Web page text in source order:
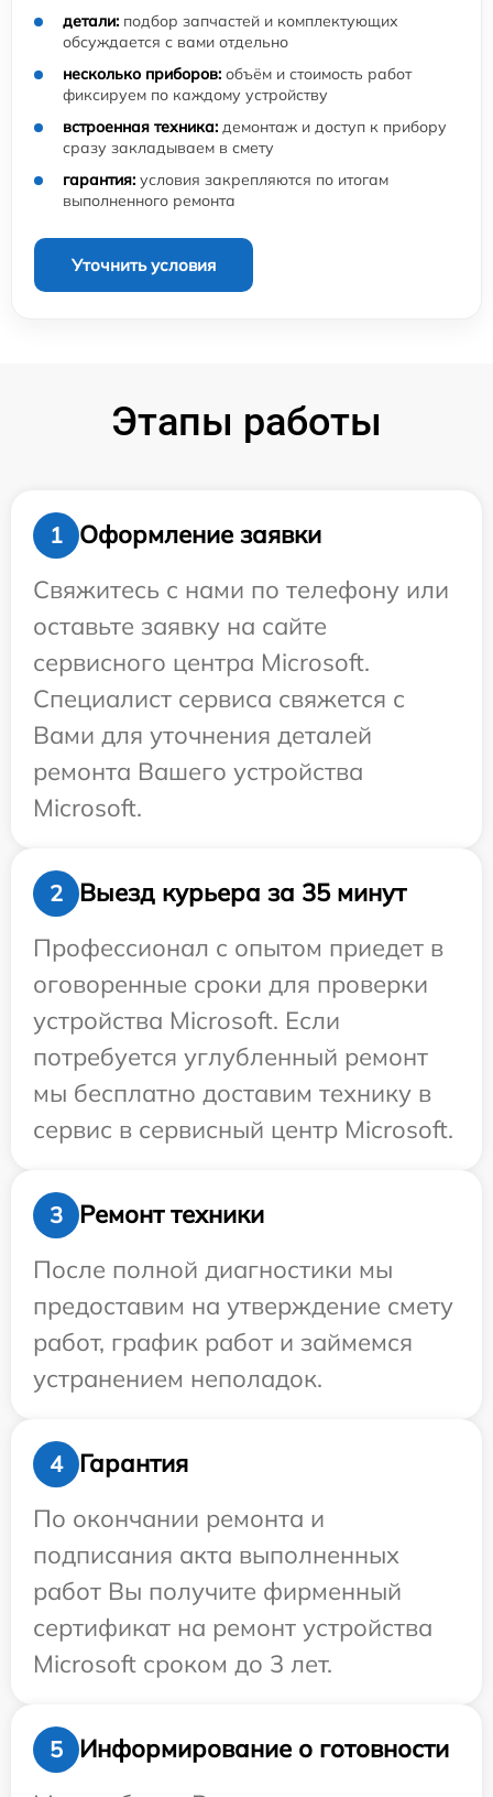
детали: подбор запчастей и комплектующих
обсуждается с вами отдельно
несколько приборов: объём и стоимость работ
фиксируем по каждому устройству
встроенная техника: демонтаж и доступ к прибору
сразу закладываем в смету
гарантия: условия закрепляются по итогам
выполненного ремонта
Уточнить условия
Этапы работы
1
Оформление заявки
Свяжитесь с нами по телефону или
оставьте заявку на сайте
сервисного центра Microsoft.
Специалист сервиса свяжется с
Вами для уточнения деталей
ремонта Вашего устройства
Microsoft.
2
Выезд курьера за 35 минут
Профессионал с опытом приедет в
оговоренные сроки для проверки
устройства Microsoft. Если
потребуется углубленный ремонт
мы бесплатно доставим технику в
сервис в сервисный центр Microsoft.
3
Ремонт техники
После полной диагностики мы
предоставим на утверждение смету
работ, график работ и займемся
устранением неполадок.
4
Гарантия
По окончании ремонта и
подписания акта выполненных
работ Вы получите фирменный
сертификат на ремонт устройства
Microsoft сроком до 3 лет.
5
Информирование о готовности